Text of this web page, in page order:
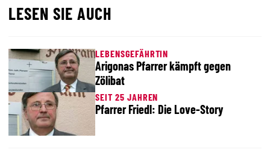
LESEN SIE AUCH
LEBENSGEFÄHRTIN
Arigonas Pfarrer kämpft gegen
Zölibat
SEIT 25 JAHREN
Pfarrer Friedl: Die Love-Story